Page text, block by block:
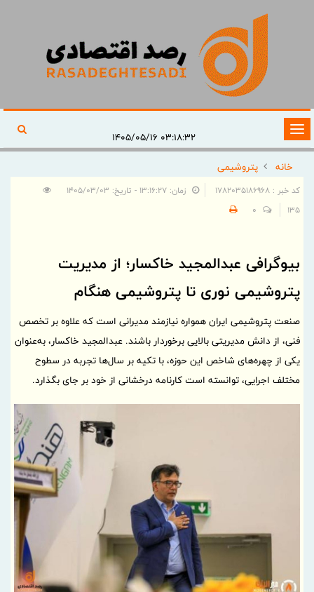
تغییر
وضعیت
ناوبری
خانه
پتروشیمی
کد خبر : 1782035186968
زمان: ۱۳:۱۶:۲۷ - تاریخ: ۱۴۰۵/۰۳/۰۳
135
0
بیوگرافی عبدالمجید خاکسار؛ از مدیریت
پتروشیمی نوری تا پتروشیمی هنگام
صنعت پتروشیمی ایران همواره نیازمند مدیرانی است که علاوه بر تخصص
فنی، از دانش مدیریتی بالایی برخوردار باشند. عبدالمجید خاکسار، به‌عنوان
یکی از چهره‌های شاخص این حوزه، با تکیه بر سال‌ها تجربه در سطوح
مختلف اجرایی، توانسته است کارنامه درخشانی از خود بر جای بگذارد.